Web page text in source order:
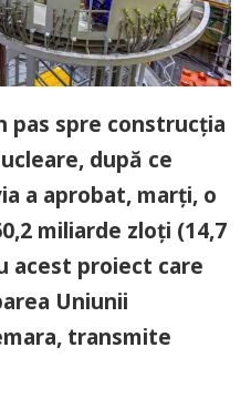
pas spre construcţia
după ce
a aprobat, marţi, o
miliarde zloţi (14,7
acest proiect care
Uniunii
transmite